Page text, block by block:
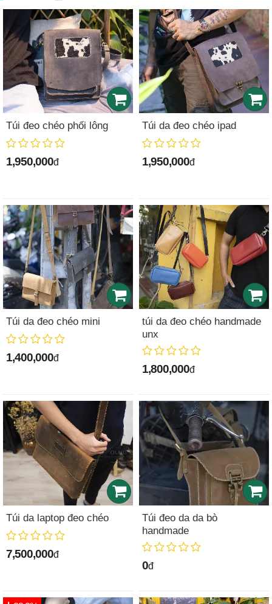
Túi đeo chéo phối lông
1,950,000đ
Túi da đeo chéo ipad
1,950,000đ
Túi da đeo chéo mini
1,400,000đ
túi da đeo chéo handmade
unx
1,800,000đ
Túi da laptop đeo chéo
7,500,000đ
Túi đeo da da bò
handmade
0đ